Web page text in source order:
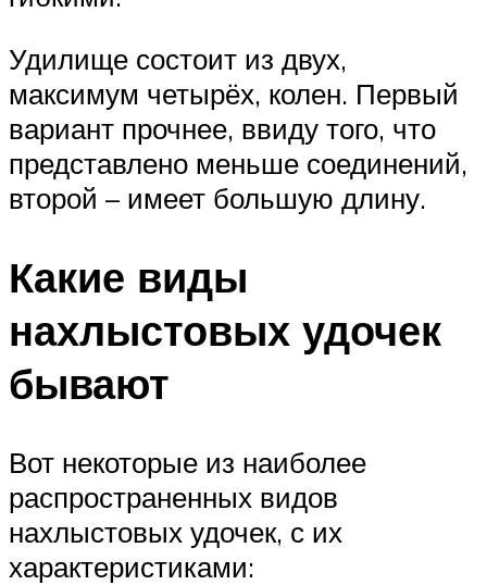
Удилище состоит из двух,
максимум четырёх, колен. Первый
вариант прочнее, ввиду того, что
представлено меньше соединений,
второй – имеет большую длину.
Какие виды
нахлыстовых удочек
бывают
Вот некоторые из наиболее
распространенных видов
нахлыстовых удочек, с их
характеристиками: